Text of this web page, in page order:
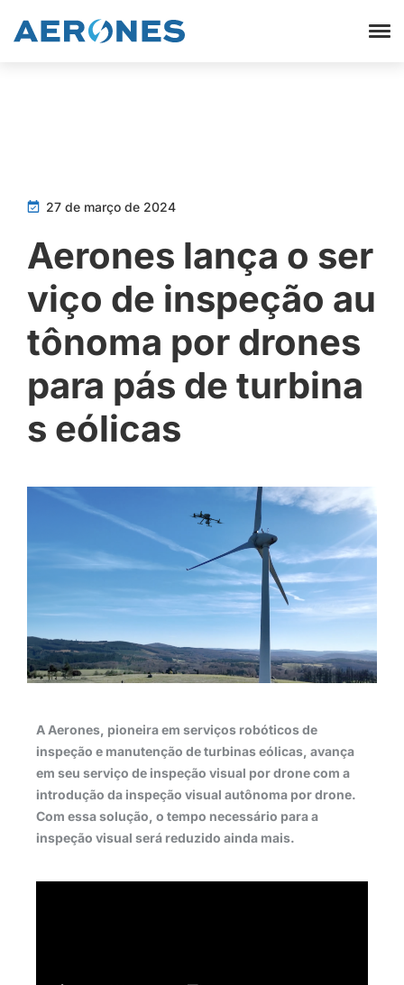
27 de março de 2024
Aerones lança o ser
viço de inspeção au
tônoma por drones
para pás de turbina
s eólicas
A Aerones, pioneira em serviços robóticos de
inspeção e manutenção de turbinas eólicas, avança
em seu serviço de inspeção visual por drone com a
introdução da inspeção visual autônoma por drone.
Com essa solução, o tempo necessário para a
inspeção visual será reduzido ainda mais.